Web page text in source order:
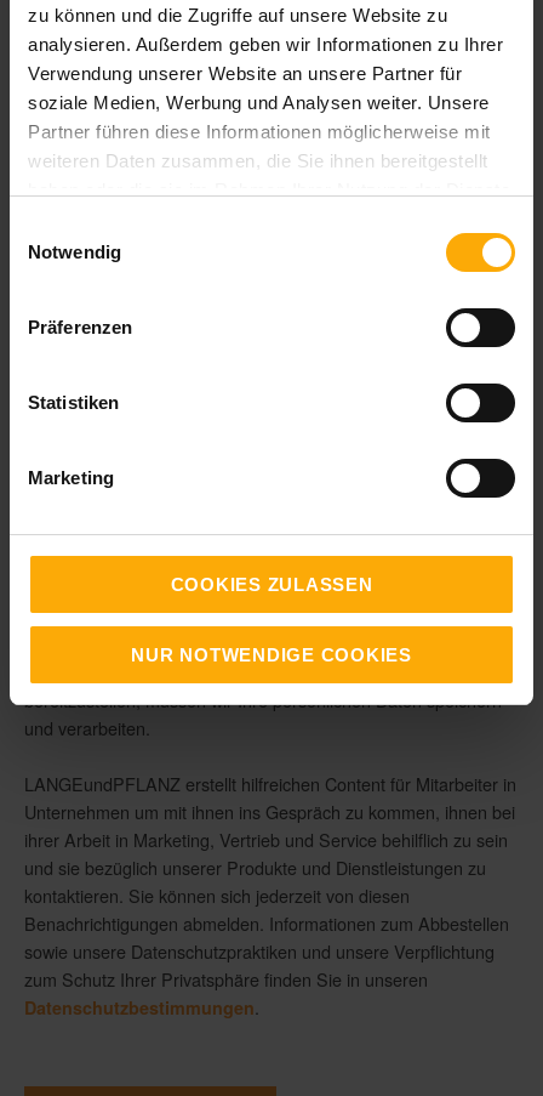
zu können und die Zugriffe auf unsere Website zu
analysieren. Außerdem geben wir Informationen zu Ihrer
Verwendung unserer Website an unsere Partner für
soziale Medien, Werbung und Analysen weiter. Unsere
Partner führen diese Informationen möglicherweise mit
weiteren Daten zusammen, die Sie ihnen bereitgestellt
Notwendig
Präferenzen
Statistiken
Marketing
COOKIES ZULASSEN
NUR NOTWENDIGE COOKIES
Blog per E-Mail abonnieren!
E-Mail Adresse*
Wann möchten Sie über HubSpot Updates informiert
werden?*
wöchentlich
Was ist Ihre größte Herausforderung um als Unternehmen
zu wachsen
Angebot nicht als Privatperson nutze.*
bereitzustellen, müssen wir Ihre persönlichen Daten speichern
und verarbeiten.
LANGEundPFLANZ erstellt hilfreichen Content für Mitarbeiter in
Unternehmen um mit ihnen ins Gespräch zu kommen, ihnen bei
ihrer Arbeit in Marketing, Vertrieb und Service behilflich zu sein
und sie bezüglich unserer Produkte und Dienstleistungen zu
kontaktieren. Sie können sich jederzeit von diesen
Benachrichtigungen abmelden. Informationen zum Abbestellen
sowie unsere Datenschutzpraktiken und unsere Verpflichtung
zum Schutz Ihrer Privatsphäre finden Sie in unseren
Datenschutzbestimmungen